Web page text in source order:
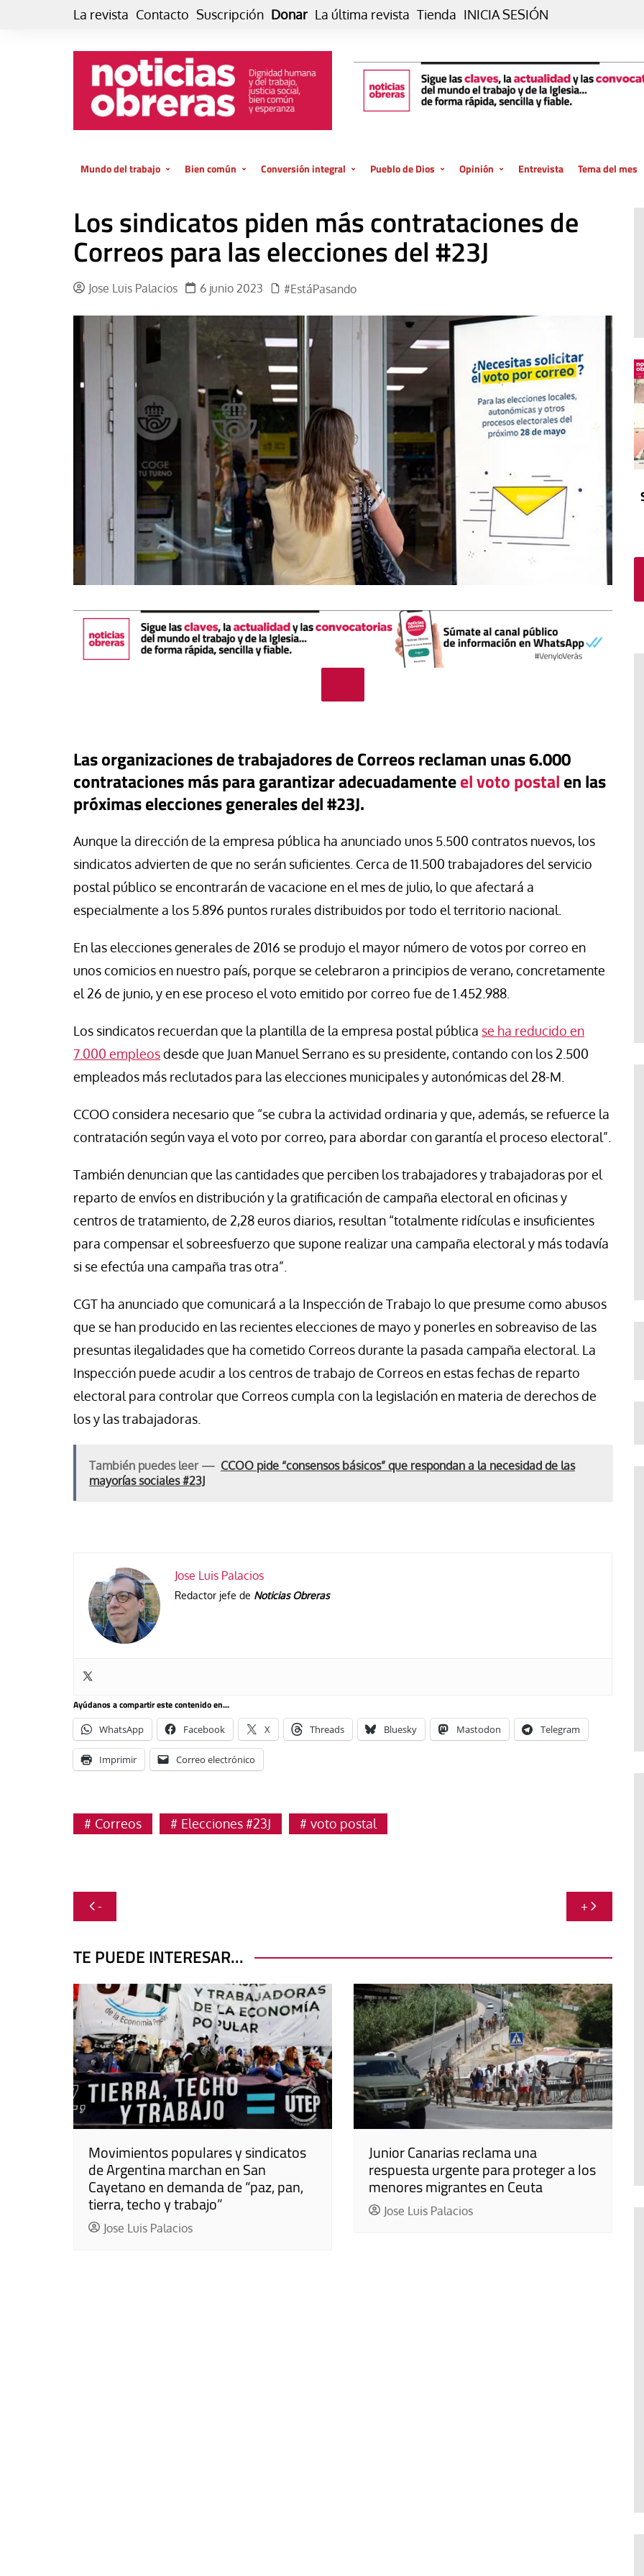
La revista Contacto Suscripción Donar La última revista Tienda INICIA SESIÓN
Mundo del trabajo
El trabajo es para la vida
GlobalizAcción
MMTC
Laboral
La mundialización
El amor en el mundo
Los empobrecidos por el
mundo
Radio — Mundo obrero hoy
Bien común
Economía
Conversión integral
de vida… es posible
El cuidado de la creación
Experiencia
Cultura
Libro
Cine
Dos minutos
Aplicaciones
Música
Poesía
Relato
Pueblo de Dios
La oración de cada día
Vaticano
In memoriam
Opinión
Blog De paso…
Blog Eutopía
Viñeta
Blog Sembrando sueños,
recogiendo humanidad
Blog Mensajes guardados
La columna
Entrevista Tema del mes
Los sindicatos piden más contrataciones de
Correos para las elecciones del #23J
Jose Luis Palacios 6 junio 2023 #EstáPasando
Las organizaciones de trabajadores de Correos reclaman unas 6.000
contrataciones más para garantizar adecuadamenteel voto postalen las
próximas elecciones generales del #23J.
Aunque la dirección de la empresa pública ha anunciado unos 5.500 contratos nuevos, los
sindicatos advierten de que no serán suficientes. Cerca de 11.500 trabajadores del servicio
postal público se encontrarán de vacacione en el mes de julio, lo que afectará a
especialmente a los 5.896 puntos rurales distribuidos por todo el territorio nacional.
En las elecciones generales de 2016 se produjo el mayor número de votos por correo en
unos comicios en nuestro país, porque se celebraron a principios de verano, concretamente
el 26 de junio, y en ese proceso el voto emitido por correo fue de 1.452.988.
Los sindicatos recuerdan que la plantilla de la empresa postal pública se ha reducido en
7.000 empleosdesde que Juan Manuel Serrano es su presidente, contando con los 2.500
empleados más reclutados para las elecciones municipales y autonómicas del 28-M.
CCOO considera necesario que “se cubra la actividad ordinaria y que, además, se refuerce la
contratación según vaya el voto por correo, para abordar con garantía el proceso electoral”.
También denuncian que las cantidades que perciben los trabajadores y trabajadoras por el
reparto de envíos en distribución y la gratificación de campaña electoral en oficinas y
centros de tratamiento, de 2,28 euros diarios, resultan “totalmente ridículas e insuficientes
para compensar el sobreesfuerzo que supone realizar una campaña electoral y más todavía
si se efectúa una campaña tras otra”.
CGT ha anunciado que comunicará a la Inspección de Trabajo lo que presume como abusos
que se han producido en las recientes elecciones de mayo y ponerles en sobreaviso de las
presuntas ilegalidades que ha cometido Correos durante la pasada campaña electoral. La
Inspección puede acudir a los centros de trabajo de Correos en estas fechas de reparto
electoral para controlar que Correos cumpla con la legislación en materia de derechos de
los y las trabajadoras.
También puedes leer — CCOO pide “consensos básicos” que respondan a la necesidad de las
mayorías sociales #23J
Jose Luis Palacios
Redactor jefe de Noticias Obreras
Ayúdanos a compartir este contenido en...
WhatsApp Facebook X Threads Bluesky Mastodon Telegram
Imprimir Correo electrónico
Correos Elecciones #23J voto postal
Navegación
de - +
TE PUEDE INTERESAR...
Movimientos populares y sindicatos
de Argentina marchan en San
Cayetano en demanda de “paz, pan,
tierra, techo y trabajo”
Jose Luis Palacios
Junior Canarias reclama una
respuesta urgente para proteger a los
menores migrantes en Ceuta
Jose Luis Palacios
populares y
de Argentina marchan
pan, tierra, techo y trabajo”
Luis Palacios
#EstáPasando
Junior Canarias reclama una
respuesta urgente para proteger
Ceuta
Jose Luis Palacios
Tribuna
Ceuta, espejo de una humanidad
sin rumbo: Cuando la inmigración
se convierte en arma política y
personas.
Evaristo Villar